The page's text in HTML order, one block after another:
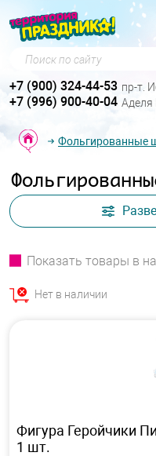
Поиск по сайту
+7 (900) 324-44-53 пр-т.
+7 (996) 900-40-04 Аделя
Фольгированные
Показать товары в
Нет в наличии
Фигура Геройчики
1 шт.